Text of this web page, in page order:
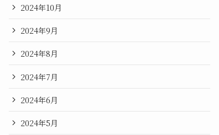
2024年10月
2024年9月
2024年8月
2024年7月
2024年6月
2024年5月